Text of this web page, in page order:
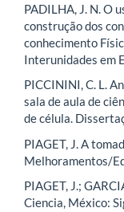
PADILHA, J. N. O
construção dos
conhecimento
Interunidades em
PICCININI, C. L.
sala de aula de
de célula.
PIAGET, J. A
Melhoramentos/
PIAGET, J.;
Ciencia, México: